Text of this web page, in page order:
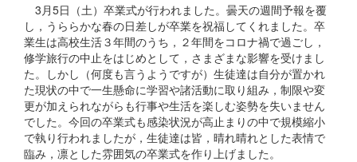
3月5日（土）卒業式が行われました。曇天の週間予報を覆
し，うららかな春の日差しが卒業を祝福してくれました。卒
業生は高校生活３年間のうち，２年間をコロナ禍で過ごし，
修学旅行の中止をはじめとして，さまざまな影響を受けまし
た。しかし（何度も言うようですが）生徒達は自分が置かれ
た現状の中で一生懸命に学習や諸活動に取り組み，制限や変
更が加えられながらも行事や生活を楽しむ姿勢を失いません
でした。今回の卒業式も感染状況が高止まりの中で規模縮小
で執り行われましたが，生徒達は皆，晴れ晴れとした表情で
臨み，凛とした雰囲気の卒業式を作り上げました。